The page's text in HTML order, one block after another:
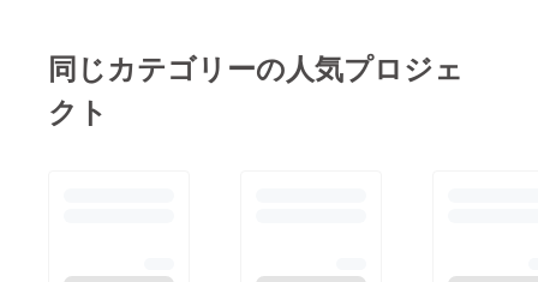
同じカテゴリーの人気プロジェ
クト